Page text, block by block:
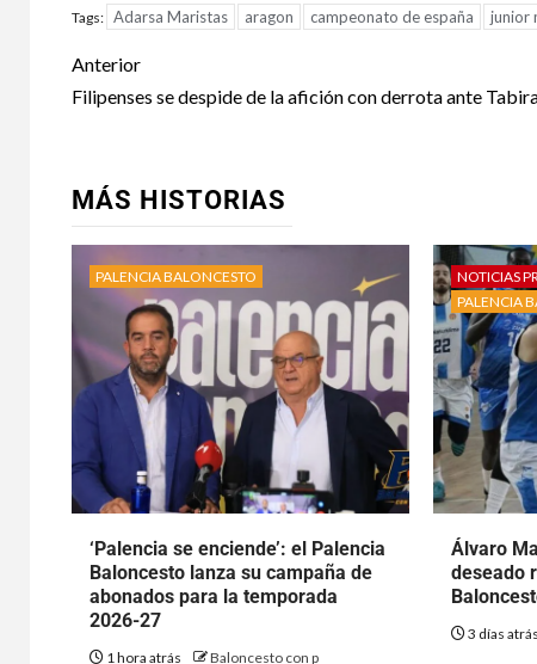
Tags: Adarsa Maristas aragon campeonato de españa junior
Anterior
Filipenses se despide de la afición con derrota ante
MÁS HISTORIAS
PALENCIA BALONCESTO
‘Palencia se enciende’: el Palencia
Baloncesto lanza su campaña de
abonados para la temporada
2026-27
1 hora atrás Baloncesto con p
NOTICIAS
PALENCIA
Álvaro
deseado
3 días atrás